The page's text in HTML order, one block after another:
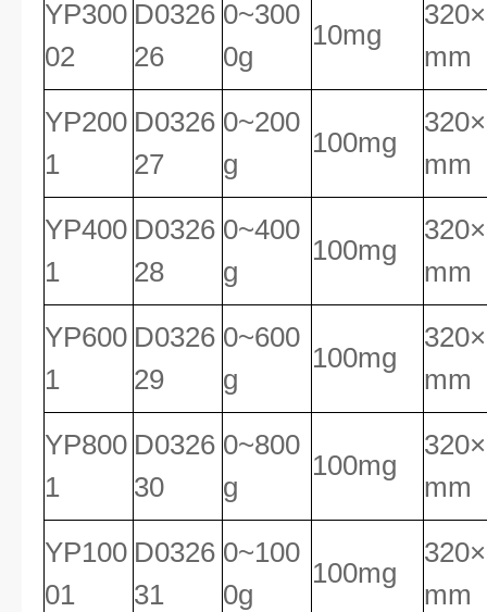
YP300
02
D0326
26
0~300
0g
10mg
mm
YP200
1
D0326
27
0~200
g
100mg
mm
YP400
1
D0326
28
0~400
g
100mg
mm
YP600
1
D0326
29
0~600
g
100mg
mm
YP800
1
D0326
30
0~800
g
100mg
mm
YP100
01
D0326
31
0~100
0g
100mg
mm